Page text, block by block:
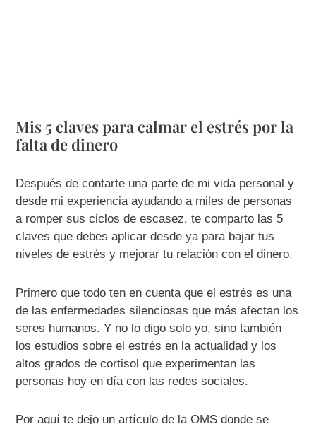
Mis 5 claves para calmar el estrés por la
falta de dinero
Después de contarte una parte de mi vida personal y
desde mi experiencia ayudando a miles de personas
a romper sus ciclos de escasez, te comparto las 5
claves que debes aplicar desde ya para bajar tus
niveles de estrés y mejorar tu relación con el dinero.
Primero que todo ten en cuenta que el estrés es una
de las enfermedades silenciosas que más afectan los
seres humanos. Y no lo digo solo yo, sino también
los estudios sobre el estrés en la actualidad y los
altos grados de cortisol que experimentan las
personas hoy en día con las redes sociales.
Por aquí te dejo un artículo de la OMS donde se